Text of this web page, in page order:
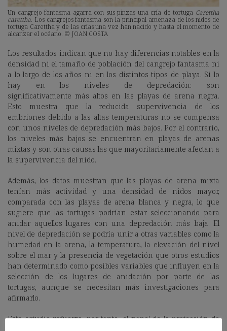
Un cangrejo fantasma agarra con sus pinzas una cría de tortuga Carettha
carettha. Los cangrejos fantasma son la principal amenaza de los nidos de
tortuga Carettha y de las crías una vez han nacido y hasta el momento de
alcanzar el océano. © JOAN COSTA
Los resultados indican que no hay diferencias notables en la
densidad ni el tamaño de población del cangrejo fantasma ni
a lo largo de los años ni en los distintos tipos de playa. Sí lo
hay en los niveles de depredación: son
significativamente más altos en las playas de arena negra.
Esto muestra que la reducida supervivencia de los
embriones debido a las altas temperaturas no se compensa
con unos niveles de depredación más bajos. Por el contrario,
los niveles más bajos se encuentran en playas de arenas
mixtas y son otras causas las que mayoritariamente afectan a
la supervivencia del nido.
Además, los datos muestran que las playas de arena mixta
tenían más actividad y una densidad de nidos mayor,
comparada con las playas de arena blanca y negra, lo que
sugiere que las tortugas podrían estar seleccionando para
anidar aquellos lugares con una depredación más baja. El
nivel de depredación se podría unir a otras variables como la
humedad en la arena, la temperatura, la elevación del nivel
sobre el mar y la presencia de vegetación que otros estudios
han determinado como posibles variables que influyen en la
selección de los lugares de anidación por parte de las
tortugas, aunque se necesitan más investigaciones para
afirmarlo.
Este estudio refuerza, por tanto, el papel de la protección de